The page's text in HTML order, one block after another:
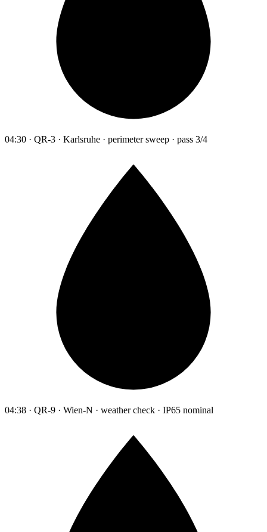
04:30 · QR-3 · Karlsruhe · perimeter sweep · pass 3/4
04:38 · QR-9 · Wien-N · weather check · IP65 nominal